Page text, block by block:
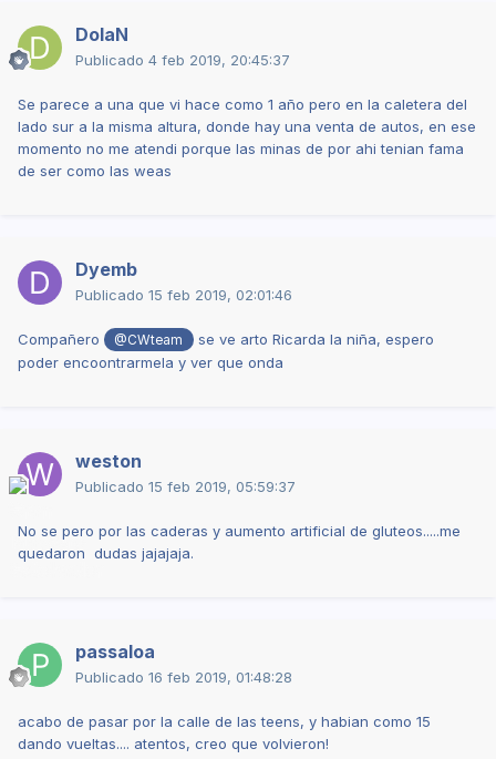
DolaN
Publicado 4 feb 2019, 20:45:37
Se parece a una que vi hace como 1 año pero en la caletera del
lado sur a la misma altura, donde hay una venta de autos, en ese
momento no me atendi porque las minas de por ahi tenian fama
de ser como las weas
Dyemb
Publicado 15 feb 2019, 02:01:46
Compañero @CWteam
se ve arto Ricarda la niña, espero
poder encoontrarmela y ver que onda
weston
Publicado 15 feb 2019, 05:59:37
No se pero por las caderas y aumento artificial de gluteos.....me
quedaron dudas jajajaja.
passaloa
Publicado 16 feb 2019, 01:48:28
acabo de pasar por la calle de las teens, y habian como 15
dando vueltas.... atentos, creo que volvieron!